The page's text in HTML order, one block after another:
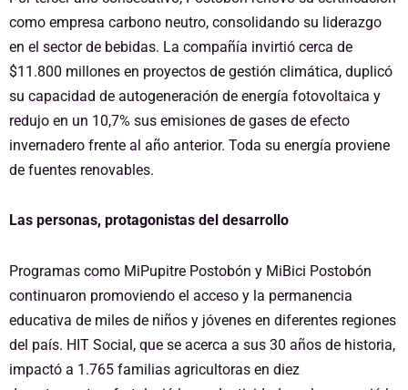
como empresa carbono neutro, consolidando su liderazgo
en el sector de bebidas. La compañía invirtió cerca de
$11.800 millones en proyectos de gestión climática, duplicó
su capacidad de autogeneración de energía fotovoltaica y
redujo en un 10,7% sus emisiones de gases de efecto
invernadero frente al año anterior. Toda su energía proviene
de fuentes renovables.
Las personas, protagonistas del desarrollo
Programas como MiPupitre Postobón y MiBici Postobón
continuaron promoviendo el acceso y la permanencia
educativa de miles de niños y jóvenes en diferentes regiones
del país. HIT Social, que se acerca a sus 30 años de historia,
impactó a 1.765 familias agricultoras en diez